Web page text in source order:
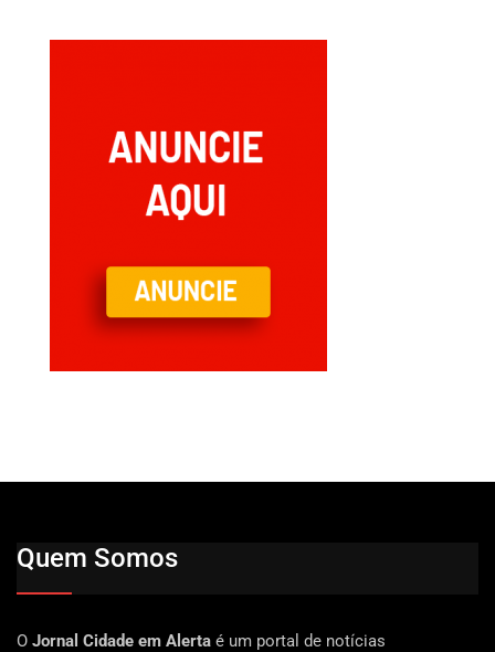
Quem Somos
O Jornal Cidade em Alerta é um portal de notícias